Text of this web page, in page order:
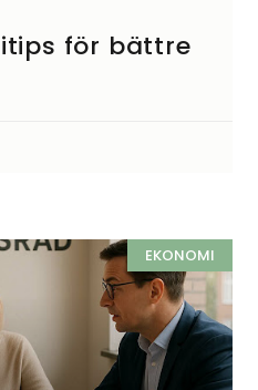
för bättre
EKONOMI